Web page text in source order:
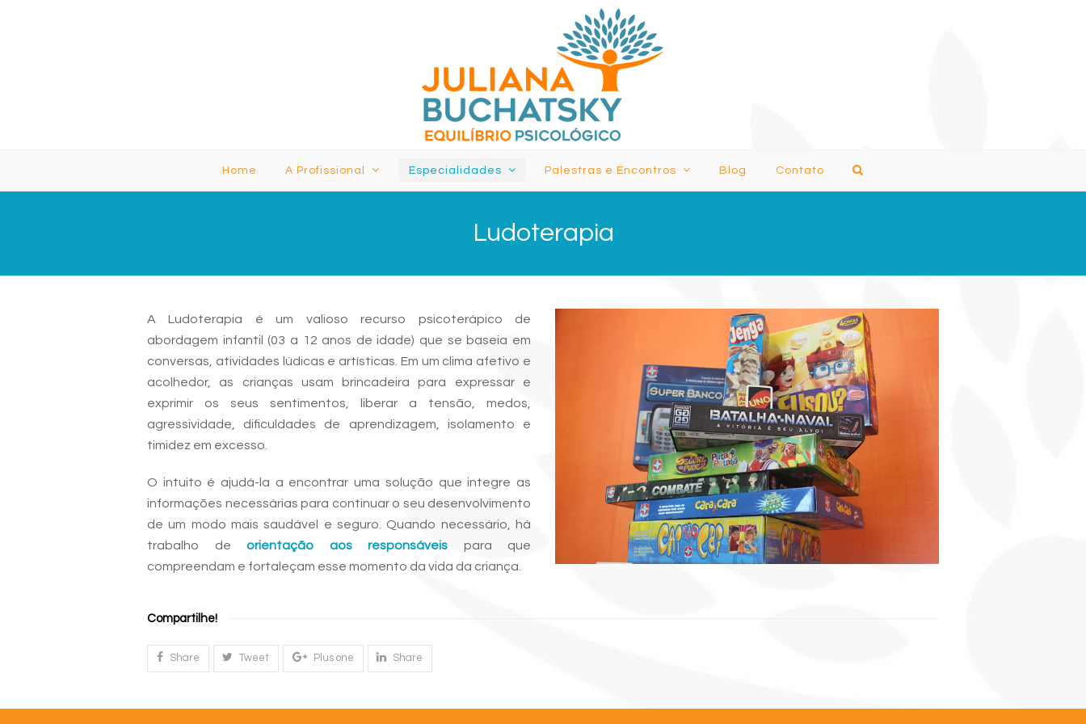
Home A Profissional Especialidades Palestras e Encontros Blog Contato
Ludoterapia
A Ludoterapia é um valioso recurso psicoterápico de
abordagem infantil (03 a 12 anos de idade) que se baseia em
conversas, atividades lúdicas e artísticas. Em um clima afetivo e
acolhedor, as crianças usam brincadeira para expressar e
exprimir os seus sentimentos, liberar a tensão, medos,
agressividade, dificuldades de aprendizagem, isolamento e
timidez em excesso.
O intuito é ajudá-la a encontrar uma solução que integre as
informações necessárias para continuar o seu desenvolvimento
de um modo mais saudável e seguro. Quando necessário, há
trabalho de orientação aos responsáveis
para que
compreendam e fortaleçam esse momento da vida da criança.
Compartilhe!
Share Tweet Plus one Share